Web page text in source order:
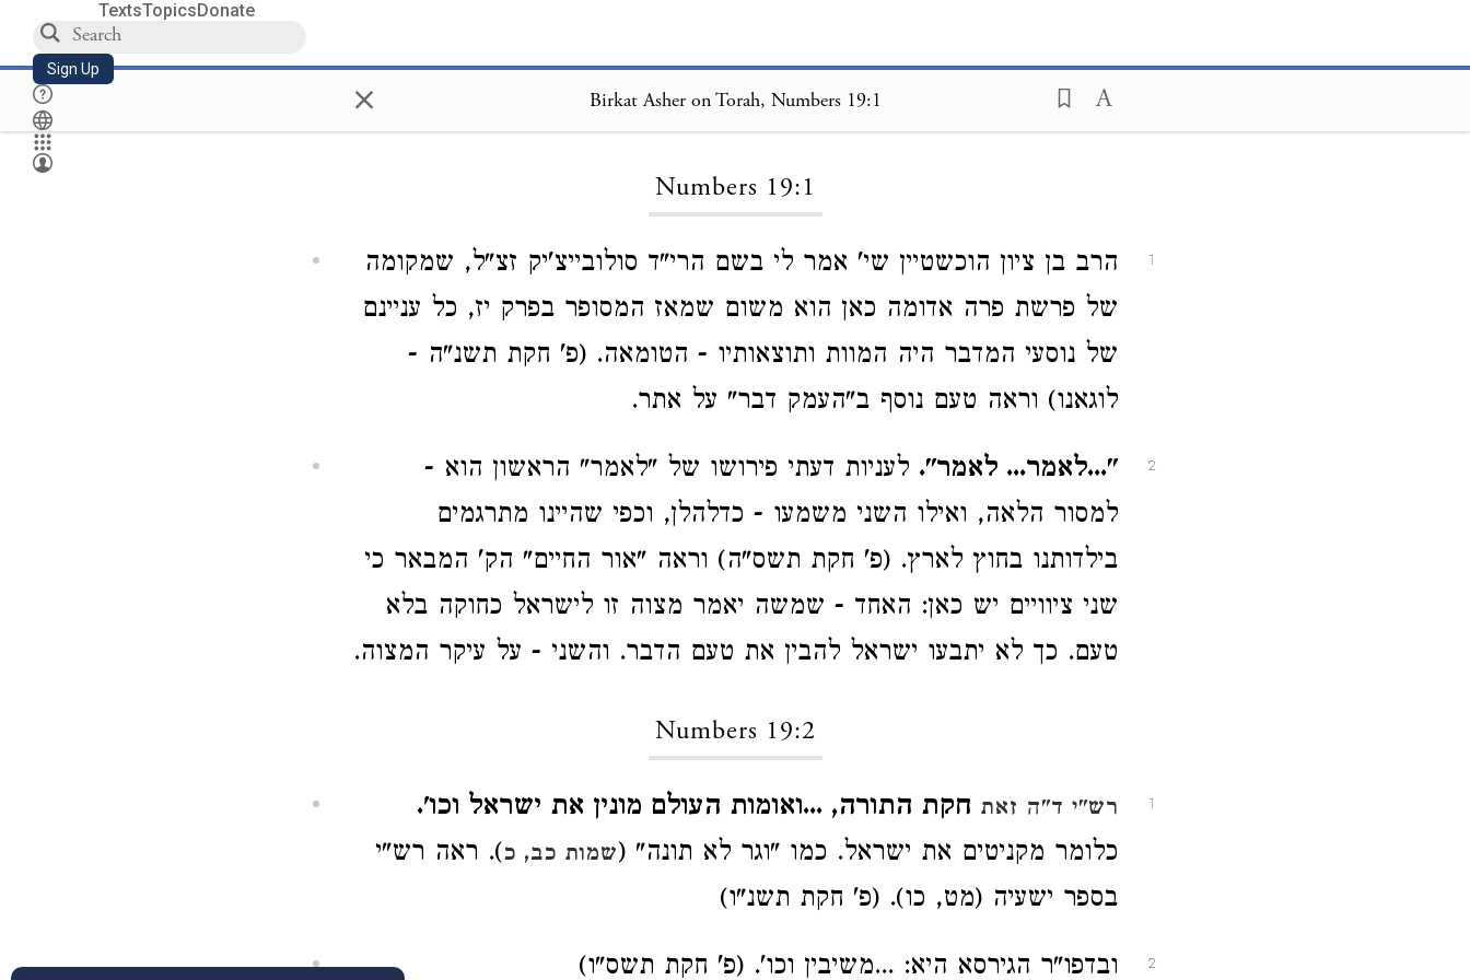
TextsTopicsDonate
Sign Up × Birkat Asher on Torah, Numbers 19:1
Numbers 19:1
1
הרב בן ציון הוכשטיין שי' אמר לי בשם הרי"ד סולובייצ'יק זצ"ל, שמקומה
של פרשת פרה אדומה כאן הוא משום שמאז המסופר בפרק יז, כל עניינם
של נוסעי המדבר היה המוות ותוצאותיו - הטומאה. (פ' חקת תשנ"ה -
לוגאנו) וראה טעם נוסף ב"העמק דבר" על אתר.
2 "...לאמר... לאמר". לעניות דעתי פירושו של "לאמר" הראשון הוא -
למסור הלאה, ואילו השני משמעו - כדלהלן, וכפי שהיינו מתרגמים
בילדותנו בחוץ לארץ. (פ' חקת תשס"ה) וראה "אור החיים" הק' המבאר כי
שני ציוויים יש כאן: האחד - שמשה יאמר מצוה זו לישראל כחוקה בלא
טעם. כך לא יתבעו ישראל להבין את טעם הדבר. והשני - על עיקר המצוה.
Numbers 19:2
1 רש"י ד"ה זאת חקת התורה, ...ואומות העולם מונין את ישראל וכו'.
כלומר מקניטים את ישראל. כמו "וגר לא תונה" (שמות כב, כ). ראה רש"י
בספר ישעיה (מט, כו). (פ' חקת תשנ"ו)
2 ובדפו"ר הגירסא היא: ...משיבין וכו'. (פ' חקת תשס"ו)